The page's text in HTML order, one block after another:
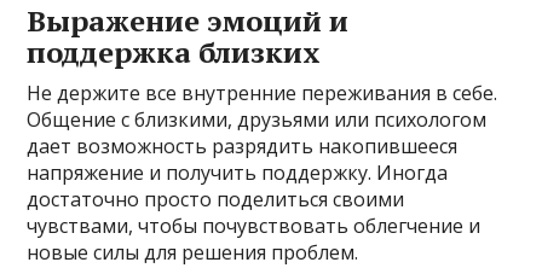
Выражение эмоций и
поддержка близких
Не держите все внутренние переживания в себе.
Общение с близкими, друзьями или психологом
дает возможность разрядить накопившееся
напряжение и получить поддержку. Иногда
достаточно просто поделиться своими
чувствами, чтобы почувствовать облегчение и
новые силы для решения проблем.